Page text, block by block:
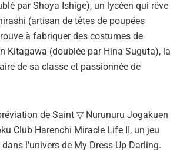
par Shoya Ishige), un lycéen qui rêve
(artisan de têtes de poupées
à fabriquer des costumes de
Kitagawa (doublée par Hina Suguta), la
de sa classe et passionnée de
de Saint ▽ Nurunuru Jogakuen
Club Harenchi Miracle Life II, un jeu
l'univers de My Dress-Up Darling.